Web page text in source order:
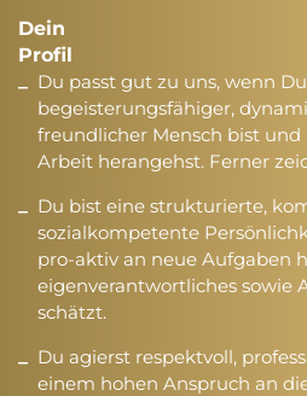
Dein
Profil
Du passt gut zu uns, wenn
begeisterungsfähiger,
freundlicher Mensch bist
Arbeit herangehst. Ferner
Du bist eine strukturierte,
sozialkompetente
pro-aktiv an neue Aufgaben
eigenverantwortliches sowie
schätzt.
Du agierst respektvoll,
einem hohen Anspruch an